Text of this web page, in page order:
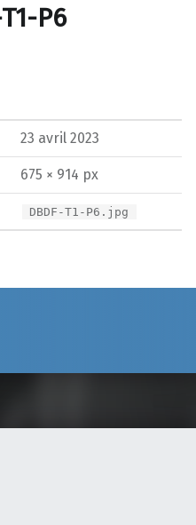
P6
23 avril 2023
675 × 914 px
DBDF-T1-P6.jpg